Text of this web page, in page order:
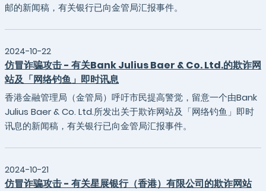
邮的新闻稿，有关银行已向金管局汇报事件。
2024-10-22
仿冒诈骗攻击 - 有关Bank Julius Baer & Co. Ltd.的欺诈网
站及「网络钓鱼」即时讯息
香港金融管理局（金管局）呼吁市民提高警觉，留意一个由Bank
Julius Baer & Co. Ltd.所发出关于欺诈网站及「网络钓鱼」即时
讯息的新闻稿，有关银行已向金管局汇报事件。
2024-10-21
仿冒诈骗攻击 - 有关星展银行（香港）有限公司的欺诈网站